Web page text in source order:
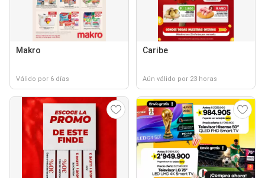
Makro
Válido por 6 días
Caribe
Aún válido por 23 horas